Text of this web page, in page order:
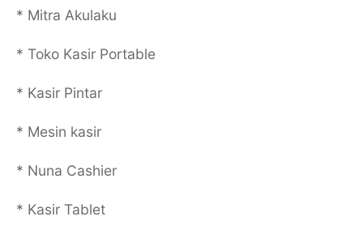
* Mitra Akulaku
* Toko Kasir Portable
* Kasir Pintar
* Mesin kasir
* Nuna Cashier
* Kasir Tablet